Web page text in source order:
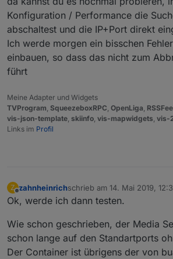
Konfiguration / Performance die
abschaltest und die IP+Port direkt
Ich werde morgen ein bisschen
einbauen, so dass das nicht zum
führt
Meine Adapter und Widgets
TVProgram, SqueezeboxRPC, OpenLiga,
vis-json-template, skiinfo, vis-mapwidgets, vis-
Links im Profil
Z zahnheinrichschrieb am 14. Mai 2019,
zuletzt editiert von
Ok, werde ich dann testen.
Wie schon geschrieben, der Media
schon lange auf den Standartports
Der Container ist übrigens der von